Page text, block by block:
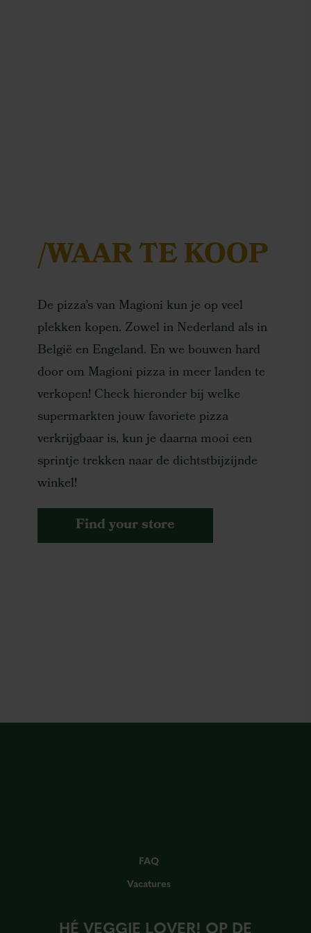
/WAAR TE KOOP
De pizza’s van Magioni kun je op veel
plekken kopen. Zowel in Nederland als in
België en Engeland. En we bouwen hard
door om Magioni pizza in meer landen te
verkopen! Check hieronder bij welke
supermarkten jouw favoriete pizza
verkrijgbaar is, kun je daarna mooi een
sprintje trekken naar de dichtstbijzijnde
winkel!
Find your store
FAQ
Vacatures
HÉ VEGGIE LOVER! OP DE